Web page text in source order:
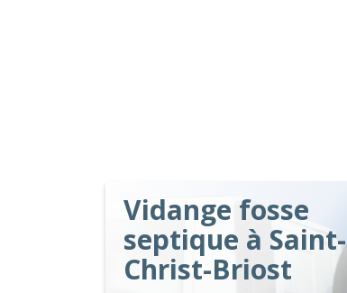
Vidange fosse
septique à Saint-
Christ-Briost